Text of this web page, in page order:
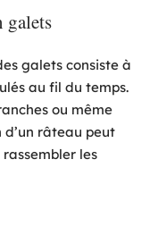
galets
galets consiste à
au fil du temps.
ou même
d’un râteau peut
les